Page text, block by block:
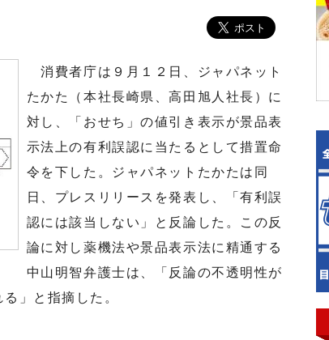
消費者庁は９月１２日、ジャパネット
たかた（本社長崎県、高田旭人社長）に
対し、「おせち」の値引き表示が景品表
示法上の有利誤認に当たるとして措置命
令を下した。ジャパネットたかたは同
日、プレスリリースを発表し、「有利誤
認には該当しない」と反論した。この反
論に対し薬機法や景品表示法に精通する
中山明智弁護士は、「反論の不透明性が
」と指摘した。